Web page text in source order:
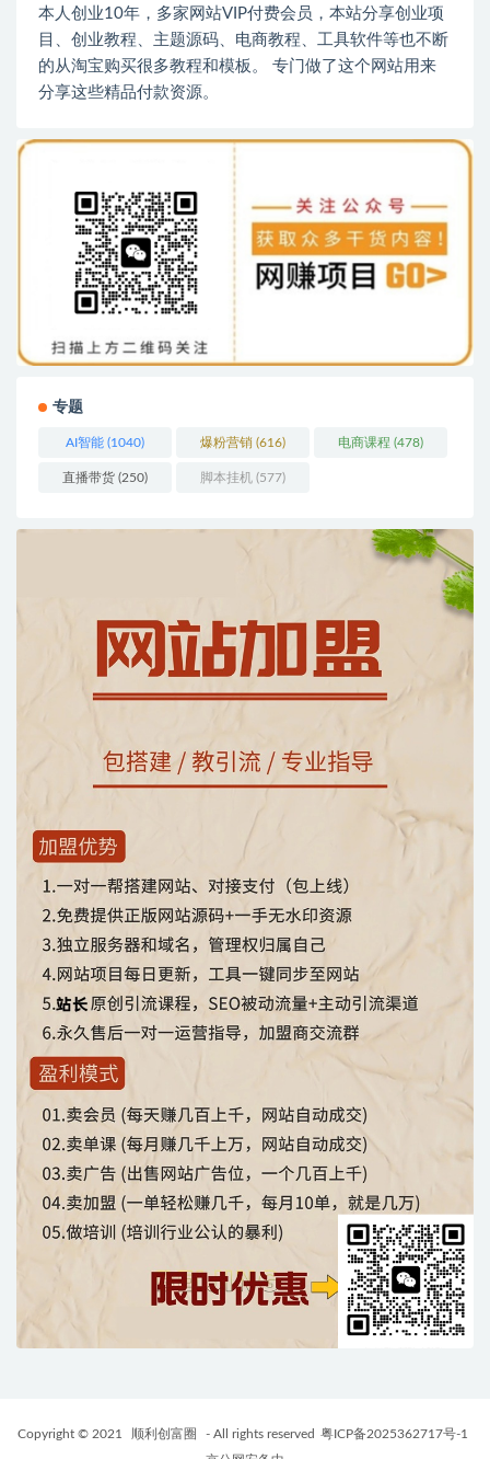
本人创业10年，多家网站VIP付费会员，本站分享创业项
目、创业教程、主题源码、电商教程、工具软件等也不断
的从淘宝购买很多教程和模板。 专门做了这个网站用来
分享这些精品付款资源。
专题
AI智能 (1040) 爆粉营销 (616) 电商课程 (478)
直播带货 (250) 脚本挂机 (577)
Copyright © 2021 顺利创富圈 - All rights reserved 粤ICP备2025362717号-1